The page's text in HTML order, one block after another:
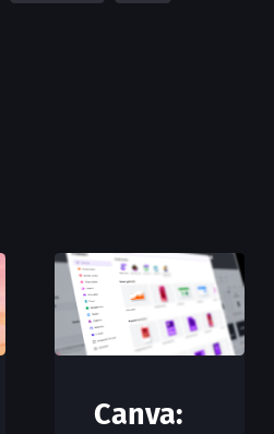
Canva: